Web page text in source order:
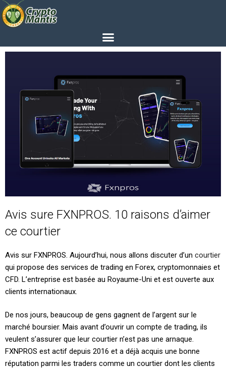
Avis sure FXNPROS. 10 raisons d’aimer
ce courtier
Avis sur FXNPROS. Aujourd’hui, nous allons discuter d’un courtier
qui propose des services de trading en Forex, cryptomonnaies et
CFD. L’entreprise est basée au Royaume-Uni et est ouverte aux
clients internationaux.
De nos jours, beaucoup de gens gagnent de l’argent sur le
marché boursier. Mais avant d’ouvrir un compte de trading, ils
veulent s’assurer que leur courtier n’est pas une arnaque.
FXNPROS est actif depuis 2016 et a déjà acquis une bonne
réputation parmi les traders comme un courtier dont les clients